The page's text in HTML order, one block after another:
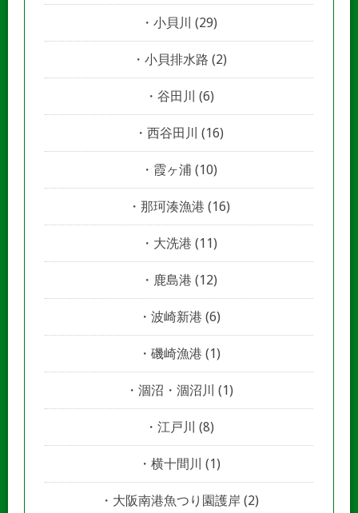
小貝川 (29)
小貝排水路 (2)
谷田川 (6)
西谷田川 (16)
霞ヶ浦 (10)
那珂湊漁港 (16)
大洗港 (11)
鹿島港 (12)
波崎新港 (6)
磯崎漁港 (1)
涸沼・涸沼川 (1)
江戸川 (8)
横十間川 (1)
大阪南港魚つり園護岸 (2)